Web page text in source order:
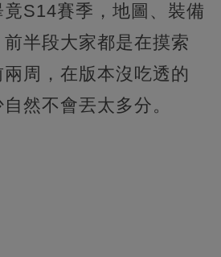
S14賽季，地圖、裝備
半段大家都是在摸索
周，在版本沒吃透的
然不會丟太多分。